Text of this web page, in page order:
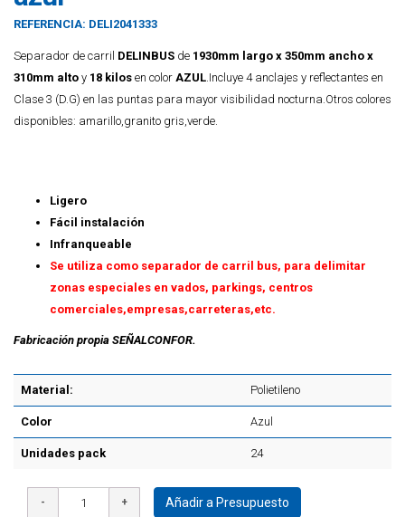
REFERENCIA: DELI2041333
Separador de carril DELINBUS de 1930mm largo x 350mm ancho x
310mm alto y 18 kilos en color AZUL .Incluye 4 anclajes y reflectantes en
Clase 3 (D.G) en las puntas para mayor visibilidad nocturna.Otros colores
disponibles: amarillo,granito gris,verde.
Ligero
Fácil instalación
Infranqueable
Se utiliza como separador de carril bus, para delimitar
zonas especiales en vados, parkings, centros
comerciales,empresas,carreteras,etc.
Fabricación propia SEÑALCONFOR.
Material: Polietileno
Color Azul
Unidades pack 24
Añadir a Presupuesto